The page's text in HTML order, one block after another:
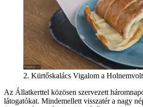
2. Kürtőskalács Vigalom a
Az Állatkerttel közösen szervezett
látogatókat. Mindemellett visszatér a nagy